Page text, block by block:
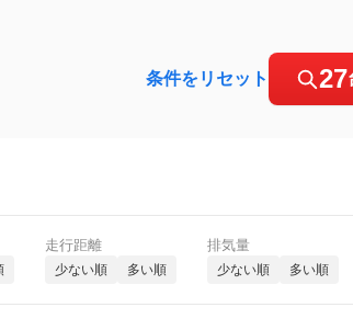
条件をリセット 27
走行距離
少ない順 多い順
排気量
少ない順 多い順